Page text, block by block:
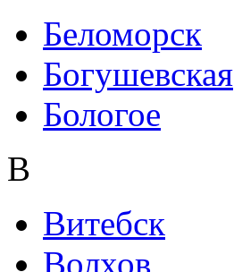
Беломорск
Богушевская
Бологое
В
Витебск
Волхов